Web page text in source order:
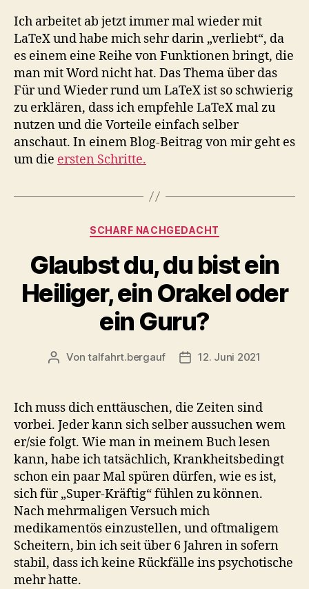
Ich arbeitet ab jetzt immer mal wieder mit
LaTeX und habe mich sehr darin „verliebt“, da
es einem eine Reihe von Funktionen bringt, die
man mit Word nicht hat. Das Thema über das
Für und Wieder rund um LaTeX ist so schwierig
zu erklären, dass ich empfehle LaTeX mal zu
nutzen und die Vorteile einfach selber
anschaut. In einem Blog-Beitrag von mir geht es
um die ersten Schritte.
Kategorien
SCHARF NACHGEDACHT
Glaubst du, du bist ein
Heiliger, ein Orakel oder
ein Guru?
Beitragsautor
Vontalfahrt.bergauf Veröffentlichungsdatum
12. Juni 2021
Ich muss dich enttäuschen, die Zeiten sind
vorbei. Jeder kann sich selber aussuchen wem
er/sie folgt. Wie man in meinem Buch lesen
kann, habe ich tatsächlich, Krankheitsbedingt
schon ein paar Mal spüren dürfen, wie es ist,
sich für „Super-Kräftig“ fühlen zu können.
Nach mehrmaligen Versuch mich
medikamentös einzustellen, und oftmaligem
Scheitern, bin ich seit über 6 Jahren in sofern
stabil, dass ich keine Rückfälle ins psychotische
mehr hatte.